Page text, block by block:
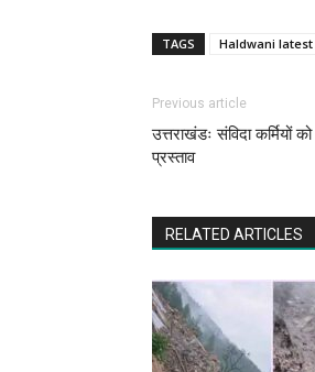
TAGS Haldwani
Previous article
उत्तराखंडः संविदा कर्मियों
प्रस्ताव
RELATED ARTICLES